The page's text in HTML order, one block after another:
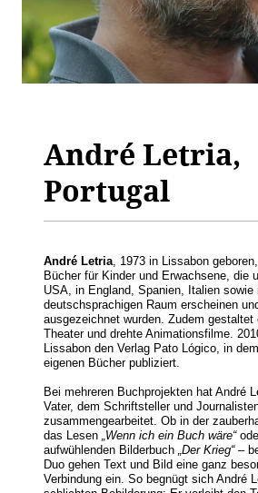
André Letria,
Portugal
André Letria, 1973 in Lissabon
Bücher für Kinder und Erwachsene, die
USA, in England, Spanien, Italien sowie
deutschsprachigen Raum erscheinen
ausgezeichnet wurden. Zudem gestaltet
Theater und drehte Animationsfilme.
Lissabon den Verlag Pato Lógico, in
eigenen Bücher publiziert.
Bei mehreren Buchprojekten hat André
Vater, dem Schriftsteller und
zusammengearbeitet. Ob in der
das Lesen „Wenn ich ein Buch wäre“
aufwühlenden Bilderbuch „Der Krieg“–
Duo gehen Text und Bild eine ganz
Verbindung ein. So begnügt sich André